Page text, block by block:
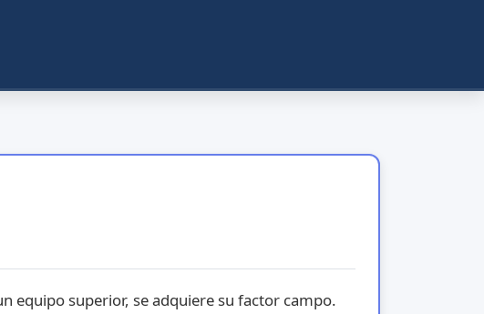
equipo superior, se adquiere su factor campo.